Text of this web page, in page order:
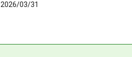
2026/03/31